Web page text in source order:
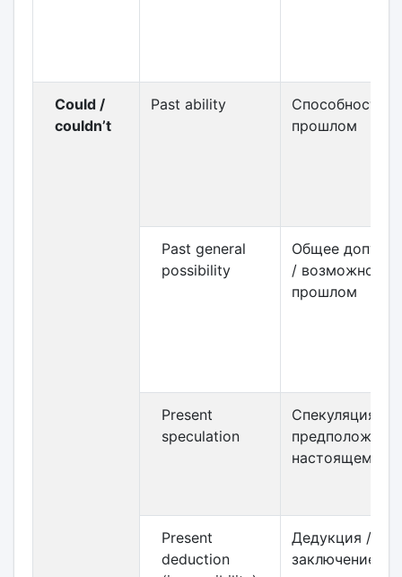
Could /
couldn’t
Past ability
Способность в
прошлом
Past general
possibility
Общее
/ возможность
прошлом
Present
speculation
Спекуляция /
настоящем
Present
deduction
Дедукция /
заключение в